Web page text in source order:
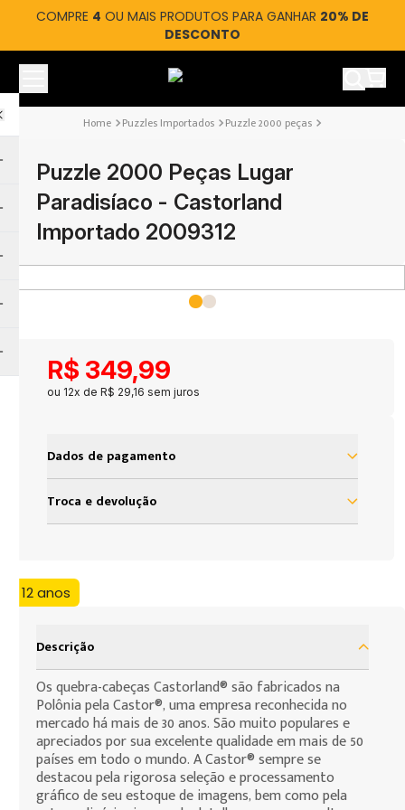
COMPRE 4 OU MAIS PRODUTOS PARA GANHAR 20% DE
DESCONTO
Ver
Puzzles Importados Puzzle 2000 peças
Puzzle 2000 Peças Lugar
Paradisíaco - Castorland
Importado 2009312
R$ 349,99
ou 12x de R$ 29,16 sem juros
Dados de pagamento
à vista R$ 349,99
2x de R$ 174,99 sem juros
4x de R$ 87,49 sem juros
6x de R$ 58,33 sem juros
7x de R$ 49,99 sem juros
8x de R$ 43,74 sem juros
9x de R$ 38,88 sem juros
10x de R$ 34,99 sem juros
Troca e devolução
Assim, definimos uma política de troca e devolução
baseada no código de defesa do consumidor que
presentes condições são as cláusulas de
contratação por adesão que você, consumidor,
deve assumir para efeito da compra de produtos
que deseja fazer.
+ 12 anos
Descrição
Os quebra-cabeças Castorland® são fabricados na
Polônia pela Castor®, uma empresa reconhecida no
mercado há mais de 30 anos. São muito populares e
apreciados por sua excelente qualidade em mais de 50
países em todo o mundo. A Castor® sempre se
destacou pela rigorosa seleção e processamento
gráfico de seu estoque de imagens, bem como pela